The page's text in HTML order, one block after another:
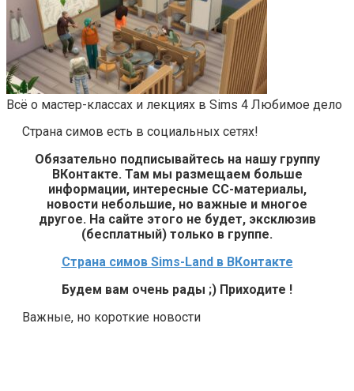
Всё о мастер-классах и лекциях в Sims 4 Любимое дело
Страна симов есть в социальных сетях!
Обязательно подписывайтесь на нашу группу
ВКонтакте. Там мы размещаем больше
информации, интересные СС-материалы,
новости небольшие, но важные и многое
другое. На сайте этого не будет, эксклюзив
(бесплатный) только в группе.
Страна симов Sims-Land в ВКонтакте
Будем вам очень рады ;) Приходите !
Важные, но короткие новости